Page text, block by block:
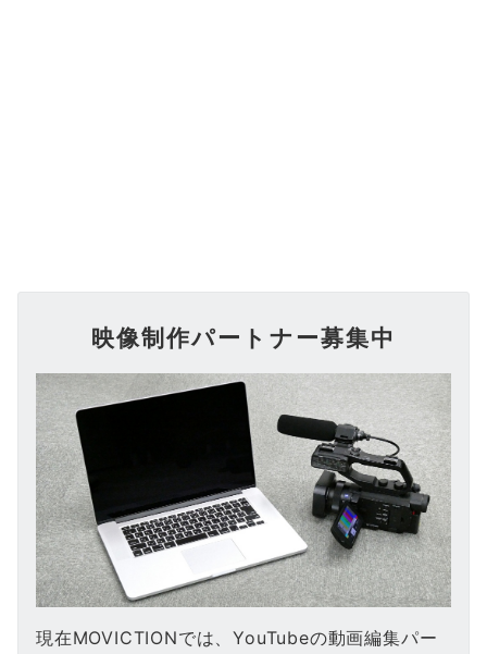
映像制作パートナー募集中
現在MOVICTIONでは、YouTubeの動画編集パー